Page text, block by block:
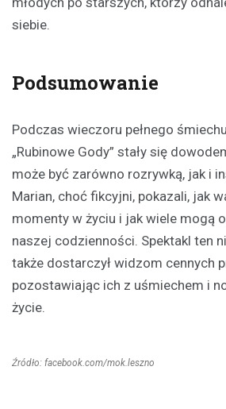
siebie.
Podsumowanie
Podczas wieczoru pełnego
„Rubinowe Gody” stały się
może być zarówno rozrywką, jak i
Marian, choć fikcyjni, pokazali, jak
momenty w życiu i jak wiele mogą
naszej codzienności. Spektakl ten
także dostarczył widzom cennych
pozostawiając ich z uśmiechem i
życie.
Źródło: facebook.com/mok.leszno